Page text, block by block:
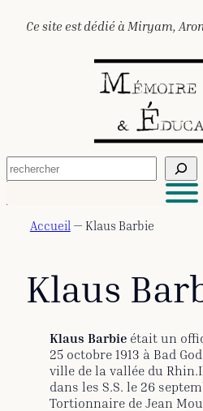
Ce site est dédié à Miryam,
e
h
Accueil — Klaus Barbie
Klaus
Klaus Barbieétait un
25 octobre 1913 à Bad
ville de la vallée du
dans les S.S. le 26
Tortionnaire de Jean